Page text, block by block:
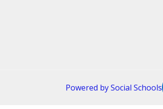
Powered bySocial Schools